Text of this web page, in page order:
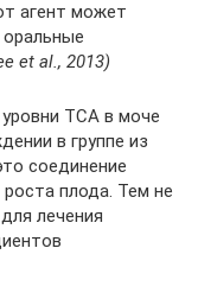
агент может
et al., 2013)
ТСА в моче
в группе из
соединение
плода. Тем не
лечения